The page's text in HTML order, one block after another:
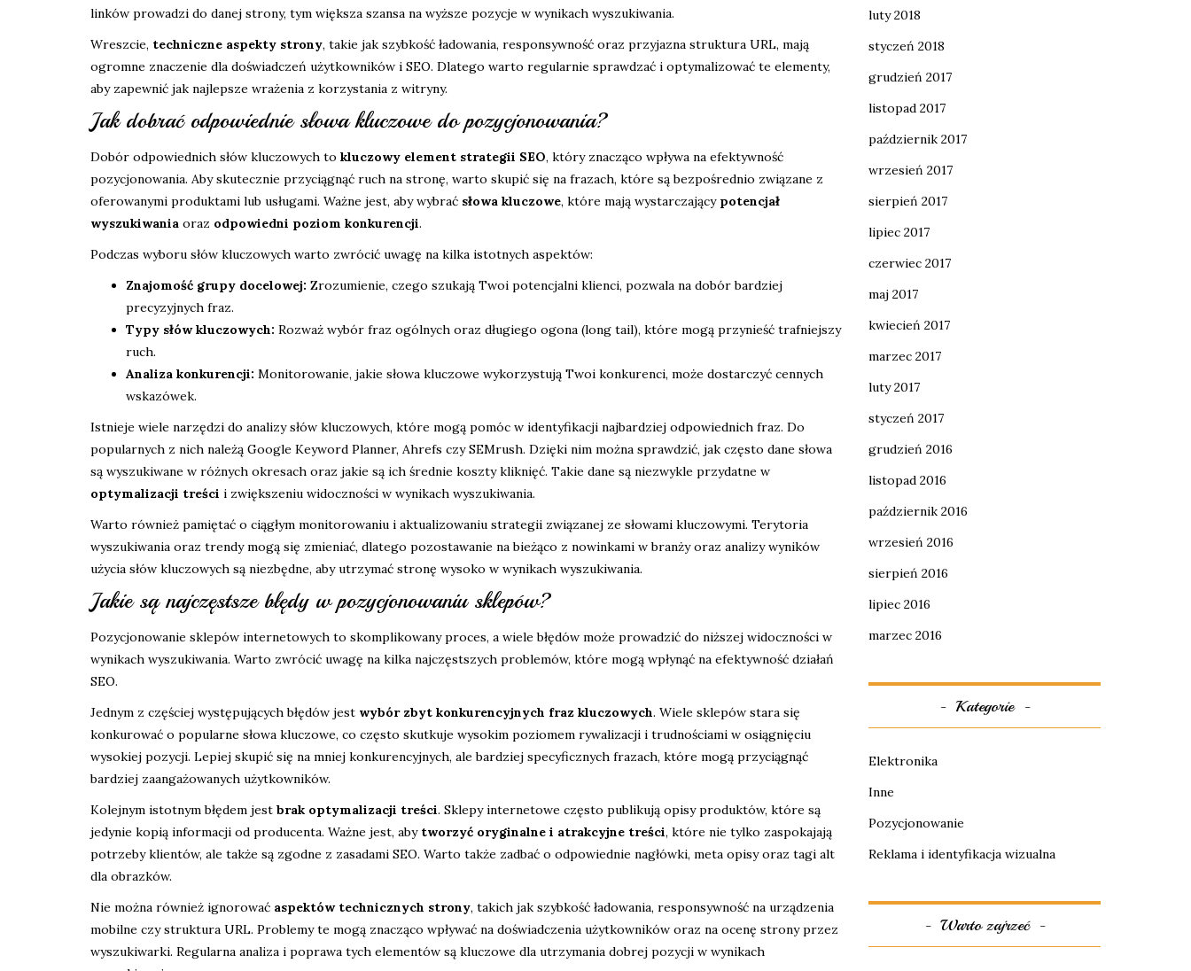
linków prowadzi do danej strony, tym większa szansa na wyższe pozycje w wynikach wyszukiwania.
Wreszcie, techniczne aspekty strony, takie jak szybkość ładowania, responsywność oraz przyjazna struktura URL, mają
ogromne znaczenie dla doświadczeń użytkowników i SEO. Dlatego warto regularnie sprawdzać i optymalizować te elementy,
aby zapewnić jak najlepsze wrażenia z korzystania z witryny.
Jak dobrać odpowiednie słowa kluczowe do pozycjonowania?
Dobór odpowiednich słów kluczowych to kluczowy element strategii SEO, który znacząco wpływa na efektywność
pozycjonowania. Aby skutecznie przyciągnąć ruch na stronę, warto skupić się na frazach, które są bezpośrednio związane z
oferowanymi produktami lub usługami. Ważne jest, aby wybrać słowa kluczowe, które mają wystarczający potencjał
wyszukiwania oraz odpowiedni poziom konkurencji.
Podczas wyboru słów kluczowych warto zwrócić uwagę na kilka istotnych aspektów:
Znajomość grupy docelowej: Zrozumienie, czego szukają Twoi potencjalni klienci, pozwala na dobór bardziej
precyzyjnych fraz.
Typy słów kluczowych: Rozważ wybór fraz ogólnych oraz długiego ogona (long tail), które mogą przynieść trafniejszy
ruch.
Analiza konkurencji: Monitorowanie, jakie słowa kluczowe wykorzystują Twoi konkurenci, może dostarczyć cennych
wskazówek.
Istnieje wiele narzędzi do analizy słów kluczowych, które mogą pomóc w identyfikacji najbardziej odpowiednich fraz. Do
popularnych z nich należą Google Keyword Planner, Ahrefs czy SEMrush. Dzięki nim można sprawdzić, jak często dane słowa
są wyszukiwane w różnych okresach oraz jakie są ich średnie koszty kliknięć. Takie dane są niezwykle przydatne w
optymalizacji treści i zwiększeniu widoczności w wynikach wyszukiwania.
Warto również pamiętać o ciągłym monitorowaniu i aktualizowaniu strategii związanej ze słowami kluczowymi. Terytoria
wyszukiwania oraz trendy mogą się zmieniać, dlatego pozostawanie na bieżąco z nowinkami w branży oraz analizy wyników
użycia słów kluczowych są niezbędne, aby utrzymać stronę wysoko w wynikach wyszukiwania.
Jakie są najczęstsze błędy w pozycjonowaniu sklepów?
Pozycjonowanie sklepów internetowych to skomplikowany proces, a wiele błędów może prowadzić do niższej widoczności w
wynikach wyszukiwania. Warto zwrócić uwagę na kilka najczęstszych problemów, które mogą wpłynąć na efektywność działań
SEO.
Jednym z częściej występujących błędów jest wybór zbyt konkurencyjnych fraz kluczowych. Wiele sklepów stara się
konkurować o popularne słowa kluczowe, co często skutkuje wysokim poziomem rywalizacji i trudnościami w osiągnięciu
wysokiej pozycji. Lepiej skupić się na mniej konkurencyjnych, ale bardziej specyficznych frazach, które mogą przyciągnąć
bardziej zaangażowanych użytkowników.
Kolejnym istotnym błędem jest brak optymalizacji treści. Sklepy internetowe często publikują opisy produktów, które są
jedynie kopią informacji od producenta. Ważne jest, aby tworzyć oryginalne i atrakcyjne treści, które nie tylko zaspokajają
potrzeby klientów, ale także są zgodne z zasadami SEO. Warto także zadbać o odpowiednie nagłówki, meta opisy oraz tagi alt
dla obrazków.
Nie można również ignorować aspektów technicznych strony, takich jak szybkość ładowania, responsywność na urządzenia
mobilne czy struktura URL. Problemy te mogą znacząco wpływać na doświadczenia użytkowników oraz na ocenę strony przez
wyszukiwarki. Regularna analiza i poprawa tych elementów są kluczowe dla utrzymania dobrej pozycji w wynikach
luty 2018
styczeń 2018
grudzień 2017
listopad 2017
październik 2017
wrzesień 2017
sierpień 2017
lipiec 2017
czerwiec 2017
maj 2017
kwiecień 2017
marzec 2017
luty 2017
styczeń 2017
grudzień 2016
listopad 2016
październik 2016
wrzesień 2016
sierpień 2016
lipiec 2016
marzec 2016
Kategorie
Elektronika
Inne
Pozycjonowanie
Reklama i identyfikacja wizualna
Warto zajrzeć